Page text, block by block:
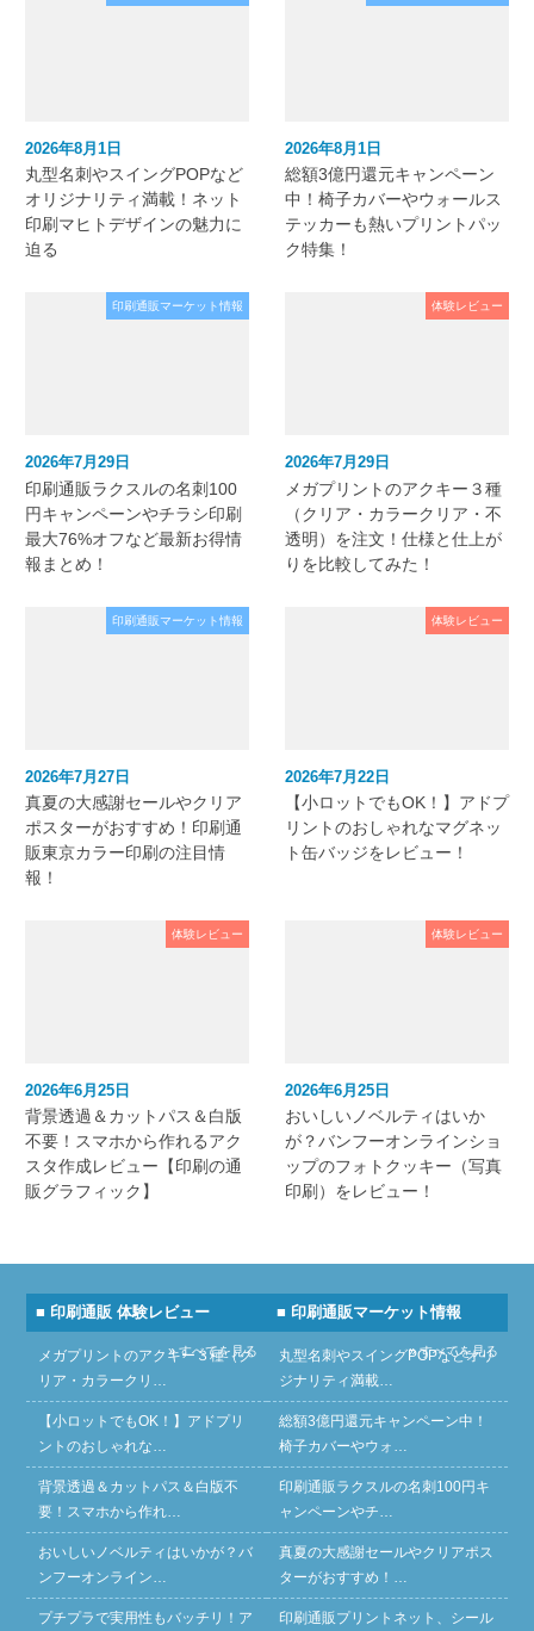
2026年8月1日
丸型名刺やスイングPOPなど
オリジナリティ満載！ネット
印刷マヒトデザインの魅力に
迫る
2026年8月1日
総額3億円還元キャンペーン
中！椅子カバーやウォールス
テッカーも熱いプリントパッ
ク特集！
印刷通販マーケット情報
2026年7月29日
印刷通販ラクスルの名刺100
円キャンペーンやチラシ印刷
最大76%オフなど最新お得情
報まとめ！
体験レビュー
2026年7月29日
メガプリントのアクキー３種
（クリア・カラークリア・不
透明）を注文！仕様と仕上が
りを比較してみた！
印刷通販マーケット情報
2026年7月27日
真夏の大感謝セールやクリア
ポスターがおすすめ！印刷通
販東京カラー印刷の注目情
報！
体験レビュー
2026年7月22日
【小ロットでもOK！】アドプ
リントのおしゃれなマグネッ
ト缶バッジをレビュー！
体験レビュー
2026年6月25日
背景透過＆カットパス＆白版
不要！スマホから作れるアク
スタ作成レビュー【印刷の通
販グラフィック】
体験レビュー
2026年6月25日
おいしいノベルティはいか
が？バンフーオンラインショ
ップのフォトクッキー（写真
印刷）をレビュー！
■ 印刷通販 体験レビュー
» すべてを見る
メガプリントのアクキー３種（ク
リア・カラークリ…
【小ロットでもOK！】アドプリ
ントのおしゃれな…
背景透過＆カットパス＆白版不
要！スマホから作れ…
おいしいノベルティはいかが？バ
ンフーオンライン…
プチプラで実用性もバッチリ！ア
■ 印刷通販マーケット情報
» すべてを見る
丸型名刺やスイングPOPなどオリ
ジナリティ満載…
総額3億円還元キャンペーン中！
椅子カバーやウォ…
印刷通販ラクスルの名刺100円キ
ャンペーンやチ…
真夏の大感謝セールやクリアポス
ターがおすすめ！…
印刷通販プリントネット、シール